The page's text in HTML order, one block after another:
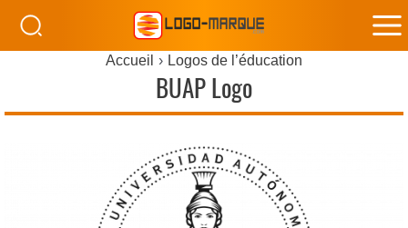
Accueil Logos de l’éducation
BUAP Logo